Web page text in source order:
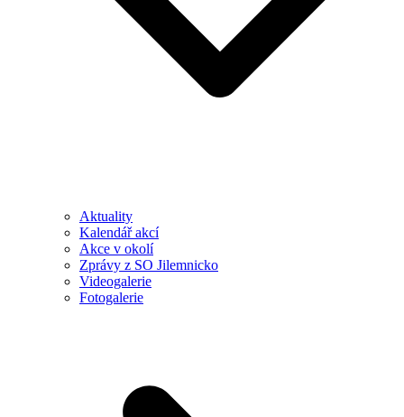
Aktuality
Kalendář akcí
Akce v okolí
Zprávy z SO Jilemnicko
Videogalerie
Fotogalerie